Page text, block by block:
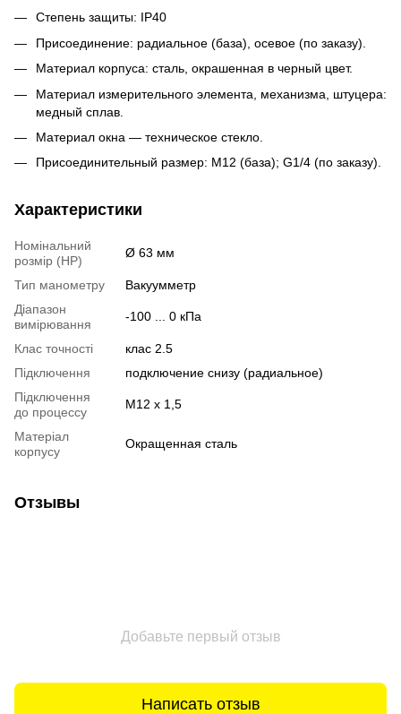
Степень защиты: IР40
Присоединение: радиальное (база), осевое (по заказу).
Материал корпуса: сталь, окрашенная в черный цвет.
Материал измерительного элемента, механизма, штуцера:
медный сплав.
Материал окна — техническое стекло.
Присоединительный размер: М12 (база); G1/4 (по заказу).
Характеристики
Номінальний
розмір (НР)
Ø 63 мм
Тип манометру
Вакуумметр
Діапазон
вимірювання
-100 ... 0 кПа
Клас точності
клас 2.5
Підключення
подключение снизу (радиальное)
Підключення
до процессу
М12 х 1,5
Матеріал
корпусу
Окращенная сталь
Отзывы
Добавьте первый отзыв
Написать отзыв